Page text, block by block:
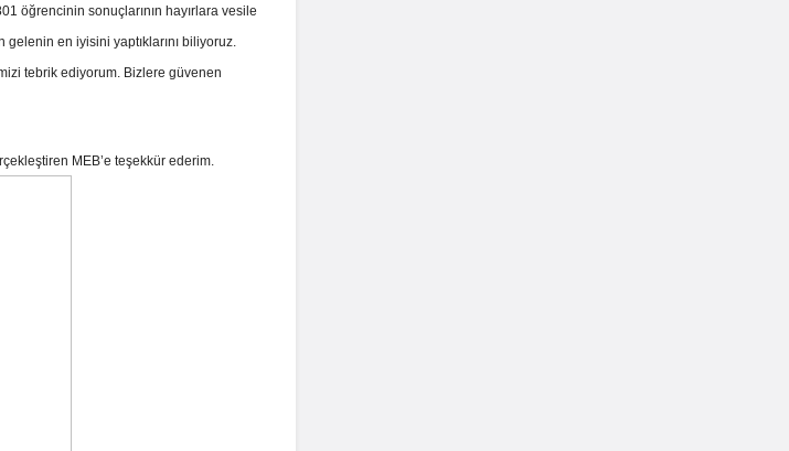
öğrencinin sonuçlarının hayırlara vesile
en iyisini yaptıklarını biliyoruz.
tebrik ediyorum. Bizlere güvenen
MEB’e teşekkür ederim.